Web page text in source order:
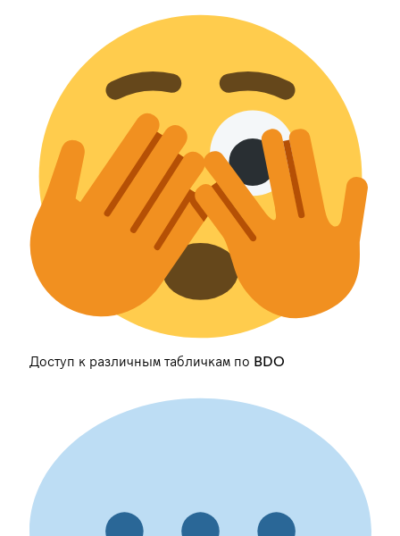
Доступ к различным табличкам по BDO